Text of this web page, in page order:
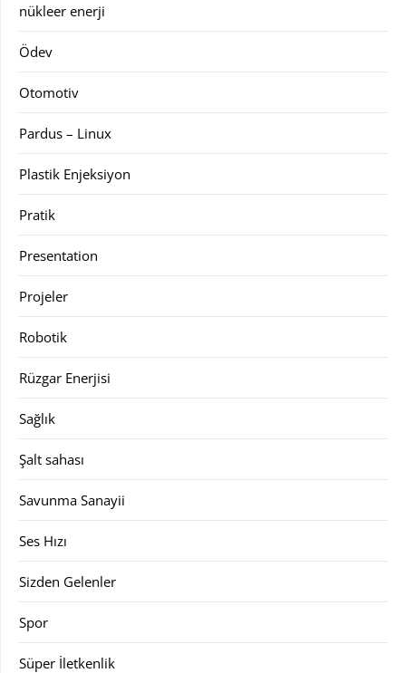
nükleer enerji
Ödev
Otomotiv
Pardus – Linux
Plastik Enjeksiyon
Pratik
Presentation
Projeler
Robotik
Rüzgar Enerjisi
Sağlık
Şalt sahası
Savunma Sanayii
Ses Hızı
Sizden Gelenler
Spor
Süper İletkenlik